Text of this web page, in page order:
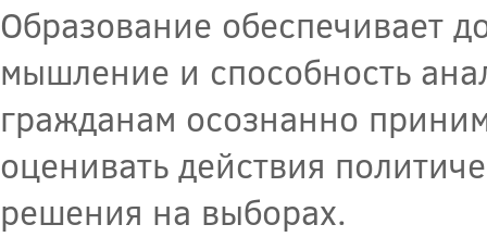
Образование обеспечивает
мышление и способность
гражданам осознанно
оценивать действия
решения на выборах.